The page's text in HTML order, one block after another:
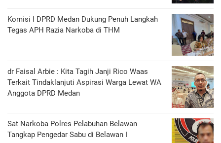
Komisi I DPRD Medan Dukung Penuh Langkah
Tegas APH Razia Narkoba di THM
dr Faisal Arbie : Kita Tagih Janji Rico Waas
Terkait Tindaklanjuti Aspirasi Warga Lewat WA
Anggota DPRD Medan
Sat Narkoba Polres Pelabuhan Belawan
Tangkap Pengedar Sabu di Belawan I